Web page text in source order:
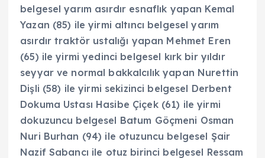
belgesel yarım asırdır esnaflık yapan Kemal
Yazan (85) ile yirmi altıncı belgesel yarım
asırdır traktör ustalığı yapan Mehmet Eren
(65) ile yirmi yedinci belgesel kırk bir yıldır
seyyar ve normal bakkalcılık yapan Nurettin
Dişli (58) ile yirmi sekizinci belgesel Derbent
Dokuma Ustası Hasibe Çiçek (61) ile yirmi
dokuzuncu belgesel Batum Göçmeni Osman
Nuri Burhan (94) ile otuzuncu belgesel Şair
Nazif Sabancı ile otuz birinci belgesel Ressam